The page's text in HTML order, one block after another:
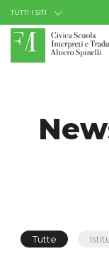
Skip to Content
TUTTI I SITI
Tutte